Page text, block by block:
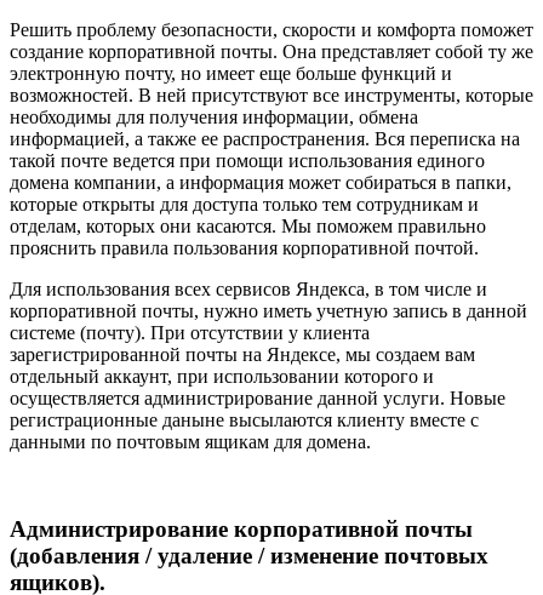
Решить проблему безопасности, скорости и комфорта поможет
создание корпоративной почты. Она представляет собой ту же
электронную почту, но имеет еще больше функций и
возможностей. В ней присутствуют все инструменты, которые
необходимы для получения информации, обмена
информацией, а также ее распространения. Вся переписка на
такой почте ведется при помощи использования единого
домена компании, а информация может собираться в папки,
которые открыты для доступа только тем сотрудникам и
отделам, которых они касаются. Мы поможем правильно
прояснить правила пользования корпоративной почтой.
Для использования всех сервисов Яндекса, в том числе и
корпоративной почты, нужно иметь учетную запись в данной
системе (почту). При отсутствии у клиента
зарегистрированной почты на Яндексе, мы создаем вам
отдельный аккаунт, при использовании которого и
осуществляется администрирование данной услуги. Новые
регистрационные даныне высылаются клиенту вместе с
данными по почтовым ящикам для домена.
Администрирование корпоративной почты
(добавления / удаление / изменение почтовых
ящиков).